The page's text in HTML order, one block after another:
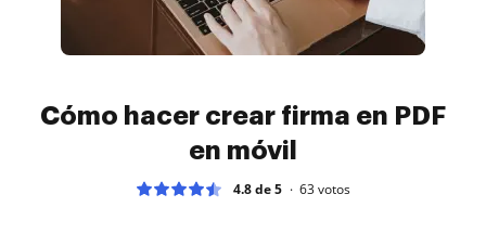
Cómo hacer crear firma en PDF
en móvil
4.8 de 5 63votos